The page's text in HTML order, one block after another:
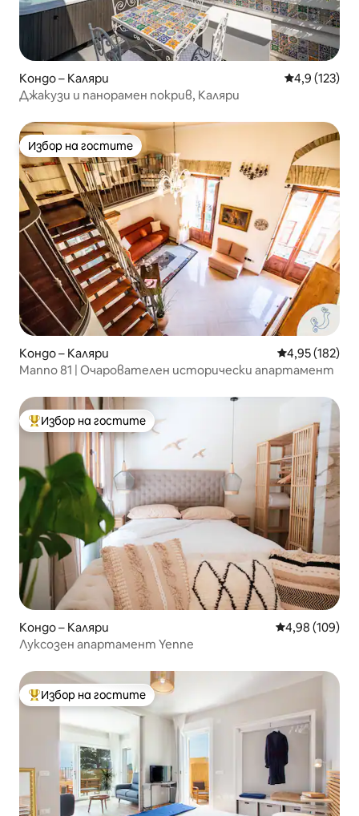
Кондо – Каляри Средна
4,9 (123)
Джакузи и панорамен покрив, Каляри
Избор на гостите
Избор на гостите
Кондо – Каляри Средна
4,95 (182)
Manno 81 | Очарователен исторически апартамент
Най-популярен избор на гостите
Избор на гостите
Кондо – Каляри Средна
4,98 (109)
Луксозен апартамент Yenne
Най-популярен избор на гостите
Избор на гостите